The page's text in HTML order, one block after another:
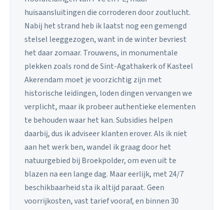
huisaansluitingen die corroderen door zoutlucht.
Nabij het strand heb ik laatst nog een gemengd
stelsel leeggezogen, want in de winter bevriest
het daar zomaar. Trouwens, in monumentale
plekken zoals rond de Sint-Agathakerk of Kasteel
Akerendam moet je voorzichtig zijn met
historische leidingen, loden dingen vervangen we
verplicht, maar ik probeer authentieke elementen
te behouden waar het kan. Subsidies helpen
daarbij, dus ik adviseer klanten erover. Als ik niet
aan het werk ben, wandel ik graag door het
natuurgebied bij Broekpolder, om even uit te
blazen na een lange dag. Maar eerlijk, met 24/7
beschikbaarheid sta ik altijd paraat. Geen
voorrijkosten, vast tarief vooraf, en binnen 30